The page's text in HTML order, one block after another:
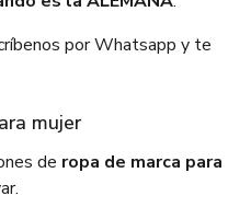
por Whatsapp y te
mujer
de ropa de marca para